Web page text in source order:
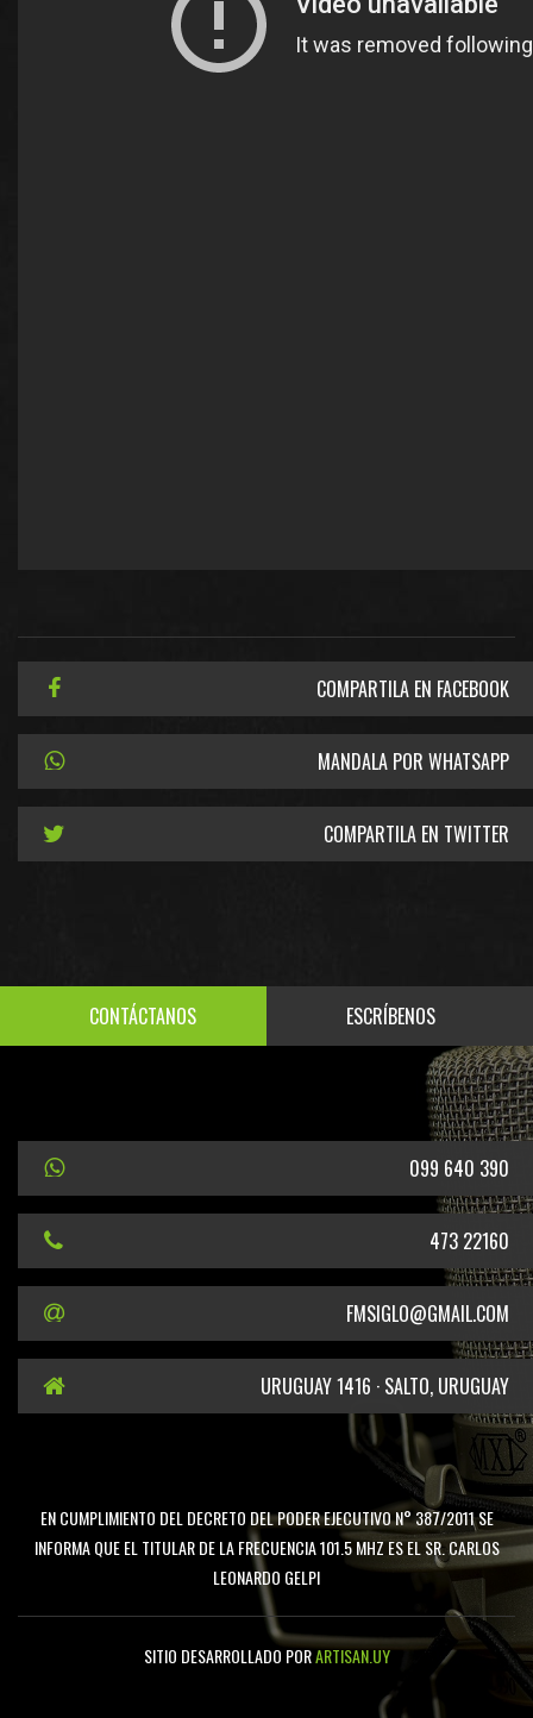
COMPARTILA EN FACEBOOK
MANDALA POR WHATSAPP
COMPARTILA EN TWITTER
CONTÁCTANOS ESCRÍBENOS
099 640 390
473 22160
FMSIGLO@GMAIL.COM
URUGUAY 1416 · SALTO, URUGUAY
EN CUMPLIMIENTO DEL DECRETO DEL PODER EJECUTIVO N° 387/2011 SE
INFORMA QUE EL TITULAR DE LA FRECUENCIA 101.5 MHZ ES EL SR. CARLOS
LEONARDO GELPI
SITIO DESARROLLADO PORARTISAN.UY